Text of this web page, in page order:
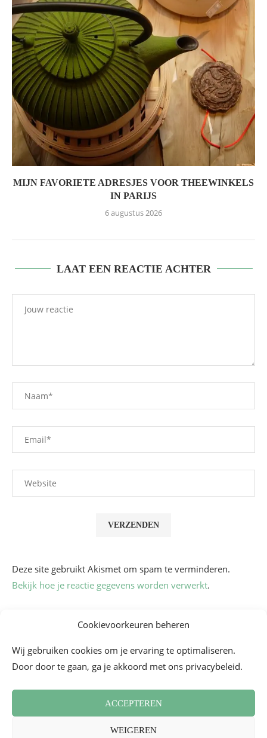
Cookievoorkeuren beheren
Wij gebruiken cookies om je ervaring te optimaliseren.
Door door te gaan, ga je akkoord met ons privacybeleid.
ACCEPTEREN
WEIGEREN
MIJN FAVORIETE ADRESJES VOOR THEEWINKELS
IN PARIJS
6 augustus 2026
LAAT EEN REACTIE ACHTER
Deze site gebruikt Akismet om spam te verminderen.
Bekijk hoe je reactie gegevens worden verwerkt.
Algemene voorwaarden Contact Cookiebeleid (EU)
Nieuwsbrief Persoverzicht